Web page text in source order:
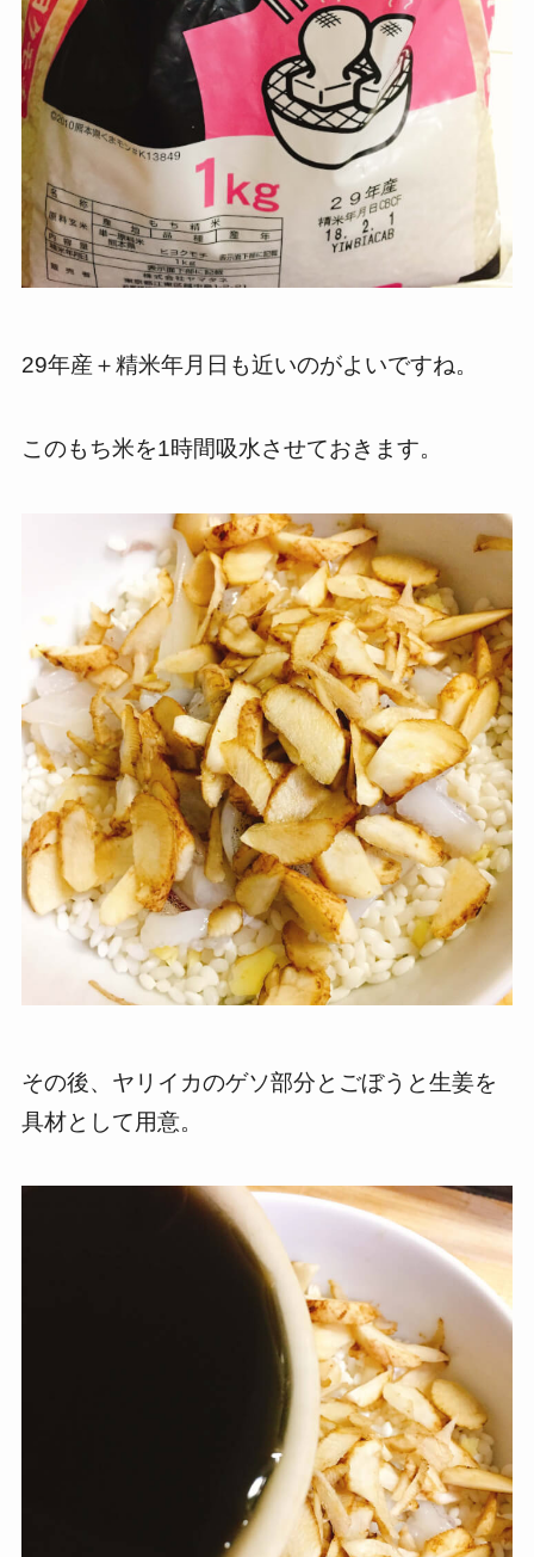
29年産＋精米年月日も近いのがよいですね。
このもち米を1時間吸水させておきます。
その後、ヤリイカのゲソ部分とごぼうと生姜を
具材として用意。